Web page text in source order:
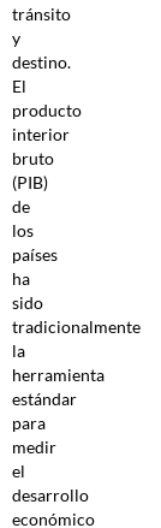
tránsito
y
destino.
El
producto
interior
bruto
(PIB)
de
los
países
ha
sido
tradicionalmente
la
herramienta
estándar
para
medir
el
desarrollo
económico